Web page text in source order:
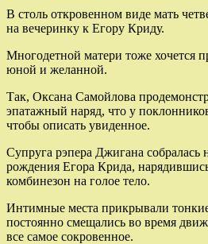
В столь откровенном виде мать
на вечеринку к Егору Криду.
Многодетной матери тоже хочется
юной и желанной.
Так, Оксана Самойлова
эпатажный наряд, что у
чтобы описать увиденное.
Супруга рэпера Джигана собралась
рождения Егора Крида,
комбинезон на голое тело.
Интимные места прикрывали
постоянно смещались во время
все самое сокровенное.